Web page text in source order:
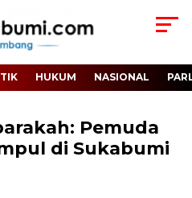
HUKUM NASIONAL
Pemuda
di Sukabumi